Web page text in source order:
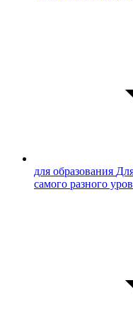
для образования
самого разного